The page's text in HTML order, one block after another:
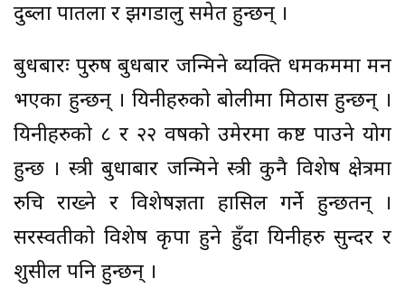
दुब्ला पातला र झगडालु समेत हुन्छन् ।
बुधबारः पुरुष बुधबार जन्मिने ब्यक्ति धर्मकर्ममा मन
भएका हुन्छन् । यिनीहरुको बोलीमा मिठास हुन्छन् ।
यिनीहरुको ८ र २२ वर्षको उमेरमा कष्ट पाउने योग
हुन्छ । स्त्री बुधाबार जन्मिने स्त्री कुनै विशेष क्षेत्रमा
रुचि राख्ने र विशेषज्ञता हासिल गर्ने हुन्छतन् ।
सरस्वतीको विशेष कृपा हुने हुँदा यिनीहरु सुन्दर र
शुसील पनि हुन्छन् ।